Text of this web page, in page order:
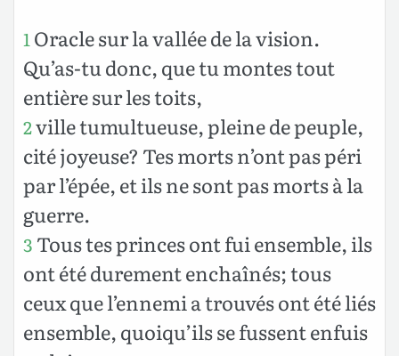
1 Oracle sur la vallée de la vision.
Qu’as-tu donc, que tu montes tout
entière sur les toits,
2ville tumultueuse, pleine de peuple,
cité joyeuse? Tes morts n’ont pas péri
par l’épée, et ils ne sont pas morts à la
guerre.
3 Tous tes princes ont fui ensemble, ils
ont été durement enchaînés; tous
ceux que l’ennemi a trouvés ont été liés
ensemble, quoiqu’ils se fussent enfuis